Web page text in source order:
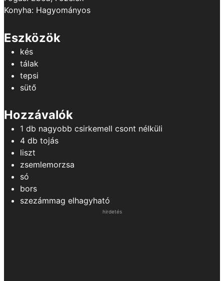
Konyha: Hagyományos
Eszközök
kés
tálak
tepsi
sütő
Hozzávalók
1 db nagyobb csirkemell csont nélküli
4 db tojás
liszt
zsemlemorzsa
só
bors
szezámmag elhagyható
hirdetés